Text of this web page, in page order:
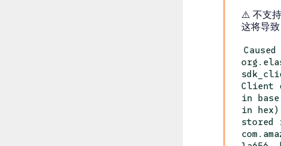
⚠️ 不支持
这将导
Client
in base
in hex)
stored